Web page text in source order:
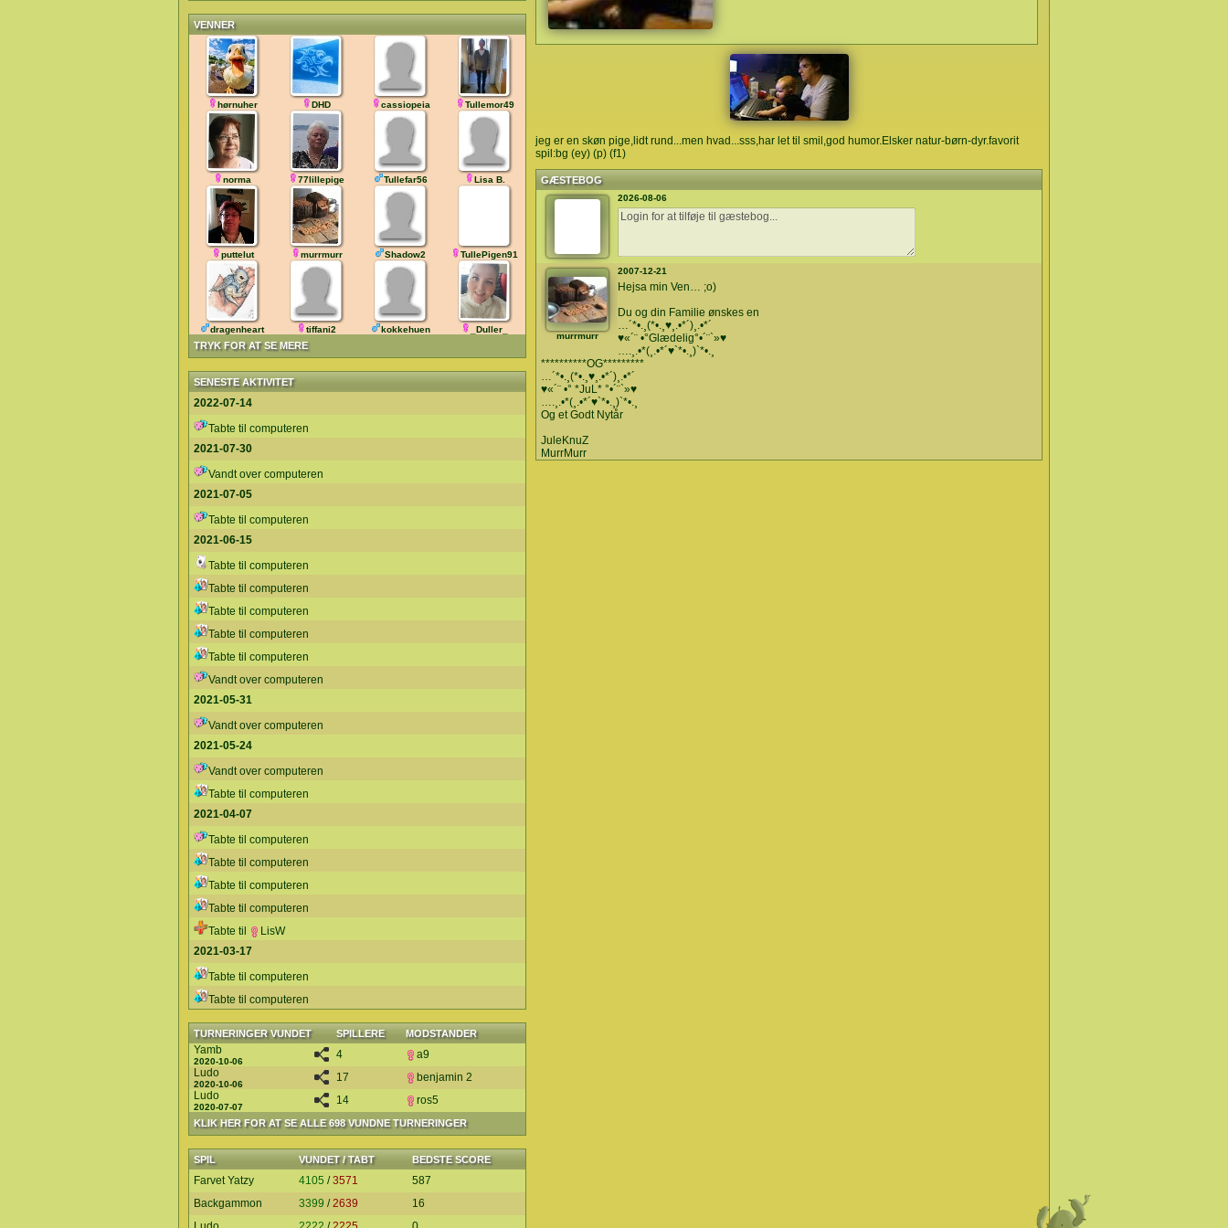
VENNER
TRYK FOR AT SE MERE
hørnuher DHD cassiopeia Tullemor49
norma 77lillepige Tullefar56 Lisa B.
puttelut murrmurr Shadow2 TullePigen91
dragenheart tiffani2 kokkehuen _Duller_
SENESTE AKTIVITET
2022-07-14
Tabte til computeren
2021-07-30
Vandt over computeren
2021-07-05
Tabte til computeren
2021-06-15
Tabte til computeren
Tabte til computeren
Tabte til computeren
Tabte til computeren
Tabte til computeren
Vandt over computeren
2021-05-31
Vandt over computeren
2021-05-24
Vandt over computeren
Tabte til computeren
2021-04-07
Tabte til computeren
Tabte til computeren
Tabte til computeren
Tabte til computeren
Tabte til
LisW
2021-03-17
Tabte til computeren
Tabte til computeren
TURNERINGER VUNDET SPILLERE MODSTANDER
KLIK HER FOR AT SE ALLE 698 VUNDNE TURNERINGER
Yamb
2020-10-06
4
a9
Ludo
2020-10-06
17
benjamin 2
Ludo
2020-07-07
14 ros5
SPIL VUNDET / TABT BEDSTE SCORE
Farvet Yatzy 4105 /3571
587
Backgammon
3399 /2639
16
jeg er en skøn pige,lidt rund...men hvad...sss,har let til smil,god humor.Elsker natur-børn-dyr.favorit
spil:bg (ey) (p) (f1)
GÆSTEBOG
2026-08-06
murrmurr
2007-12-21
Hejsa min Ven… ;o)
Du og din Familie ønskes en
…´*•.¸(*•.¸♥¸.•*´)¸.•*´
♥«´¨ •°Glædelig°•´¨`»♥
….¸.•*(¸.•*´♥`*•.¸)`*•.¸
**********OG*********
…´*•.¸(*•.¸♥¸.•*´)¸.•*´
♥«´¨ •° *JuL* °•´¨`»♥
….¸.•*(¸.•*´♥`*•.¸)`*•.¸
Og et Godt Nytår
JuleKnuZ
MurrMurr